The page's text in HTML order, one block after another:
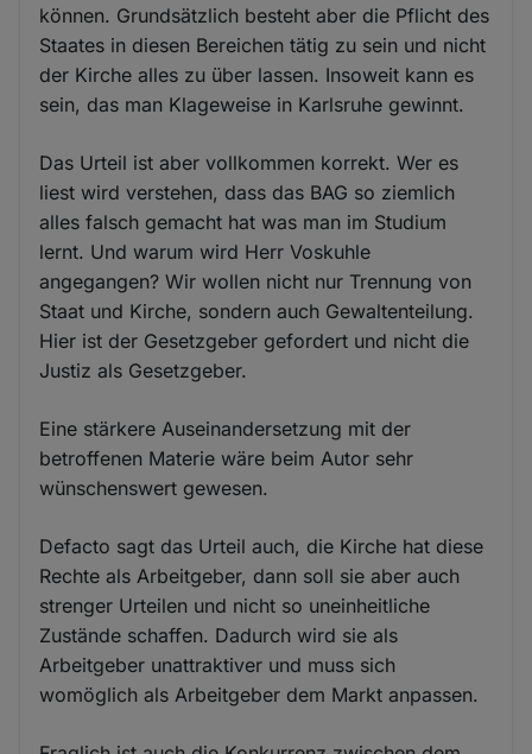
können. Grundsätzlich besteht aber die Pflicht des
Staates in diesen Bereichen tätig zu sein und nicht
der Kirche alles zu über lassen. Insoweit kann es
sein, das man Klageweise in Karlsruhe gewinnt.
Das Urteil ist aber vollkommen korrekt. Wer es
liest wird verstehen, dass das BAG so ziemlich
alles falsch gemacht hat was man im Studium
lernt. Und warum wird Herr Voskuhle
angegangen? Wir wollen nicht nur Trennung von
Staat und Kirche, sondern auch Gewaltenteilung.
Hier ist der Gesetzgeber gefordert und nicht die
Justiz als Gesetzgeber.
Eine stärkere Auseinandersetzung mit der
betroffenen Materie wäre beim Autor sehr
wünschenswert gewesen.
Defacto sagt das Urteil auch, die Kirche hat diese
Rechte als Arbeitgeber, dann soll sie aber auch
strenger Urteilen und nicht so uneinheitliche
Zustände schaffen. Dadurch wird sie als
Arbeitgeber unattraktiver und muss sich
womöglich als Arbeitgeber dem Markt anpassen.